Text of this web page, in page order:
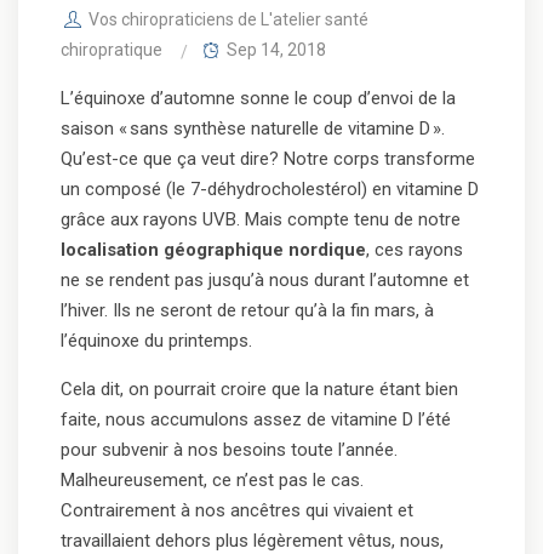
Vos chiropraticiens de L'atelier santé
chiropratique
Sep 14, 2018
L’équinoxe d’automne sonne le coup d’envoi de la
saison « sans synthèse naturelle de vitamine D ».
Qu’est-ce que ça veut dire? Notre corps transforme
un composé (le 7-déhydrocholestérol) en vitamine D
grâce aux rayons UVB. Mais compte tenu de notre
localisation géographique nordique, ces rayons
ne se rendent pas jusqu’à nous durant l’automne et
l’hiver. Ils ne seront de retour qu’à la fin mars, à
l’équinoxe du printemps.
Cela dit, on pourrait croire que la nature étant bien
faite, nous accumulons assez de vitamine D l’été
pour subvenir à nos besoins toute l’année.
Malheureusement, ce n’est pas le cas.
Contrairement à nos ancêtres qui vivaient et
travaillaient dehors plus légèrement vêtus, nous,